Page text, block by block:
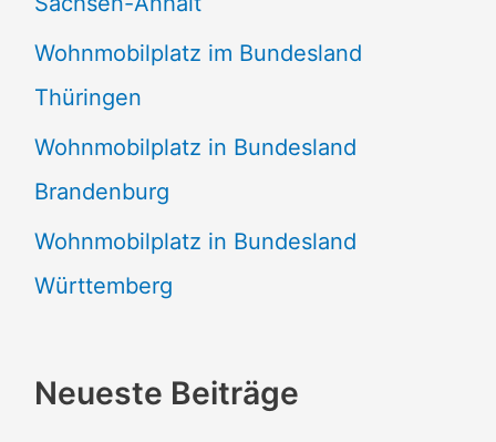
Wohnmobilplatz im Bundesland
Thüringen
Wohnmobilplatz in Bundesland
Brandenburg
Wohnmobilplatz in Bundesland
Württemberg
Neueste Beiträge